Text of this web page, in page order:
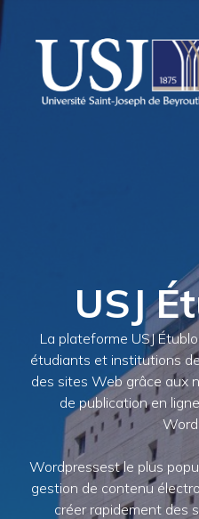
USJ
La plateforme USJ
étudiants et institutions de
des sites Web grâce aux
de publication en
Wordpressest le plus
gestion de contenu
créer rapidement des